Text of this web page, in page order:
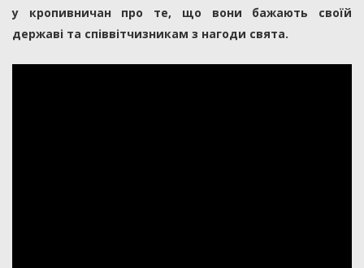
у кропивничан про те, що вони бажають своїй
державі та співвітчизникам з нагоди свята.